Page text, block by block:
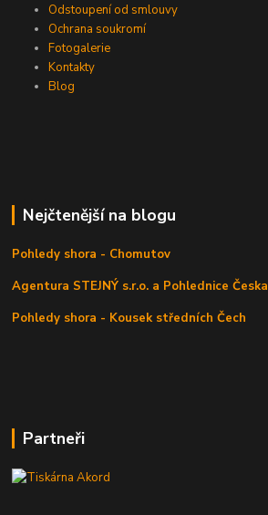
Odstoupení od smlouvy
Ochrana soukromí
Fotogalerie
Kontakty
Blog
Nejčtenější na blogu
Pohledy shora - Chomutov
Agentura STEJNÝ s.r.o. a Pohlednice Česka
Pohledy shora - Kousek středních Čech
Partneři